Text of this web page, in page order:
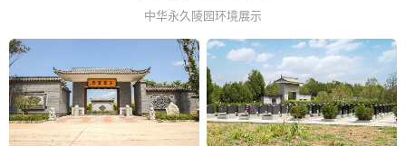
中华永久陵园环境展示